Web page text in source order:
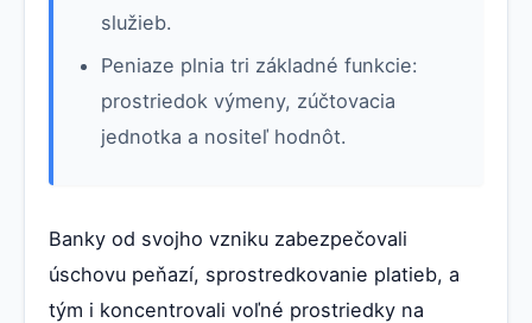
služieb.
Peniaze plnia tri základné funkcie:
prostriedok výmeny, zúčtovacia
jednotka a nositeľ hodnôt.
Banky od svojho vzniku zabezpečovali
úschovu peňazí, sprostredkovanie platieb, a
tým i koncentrovali voľné prostriedky na